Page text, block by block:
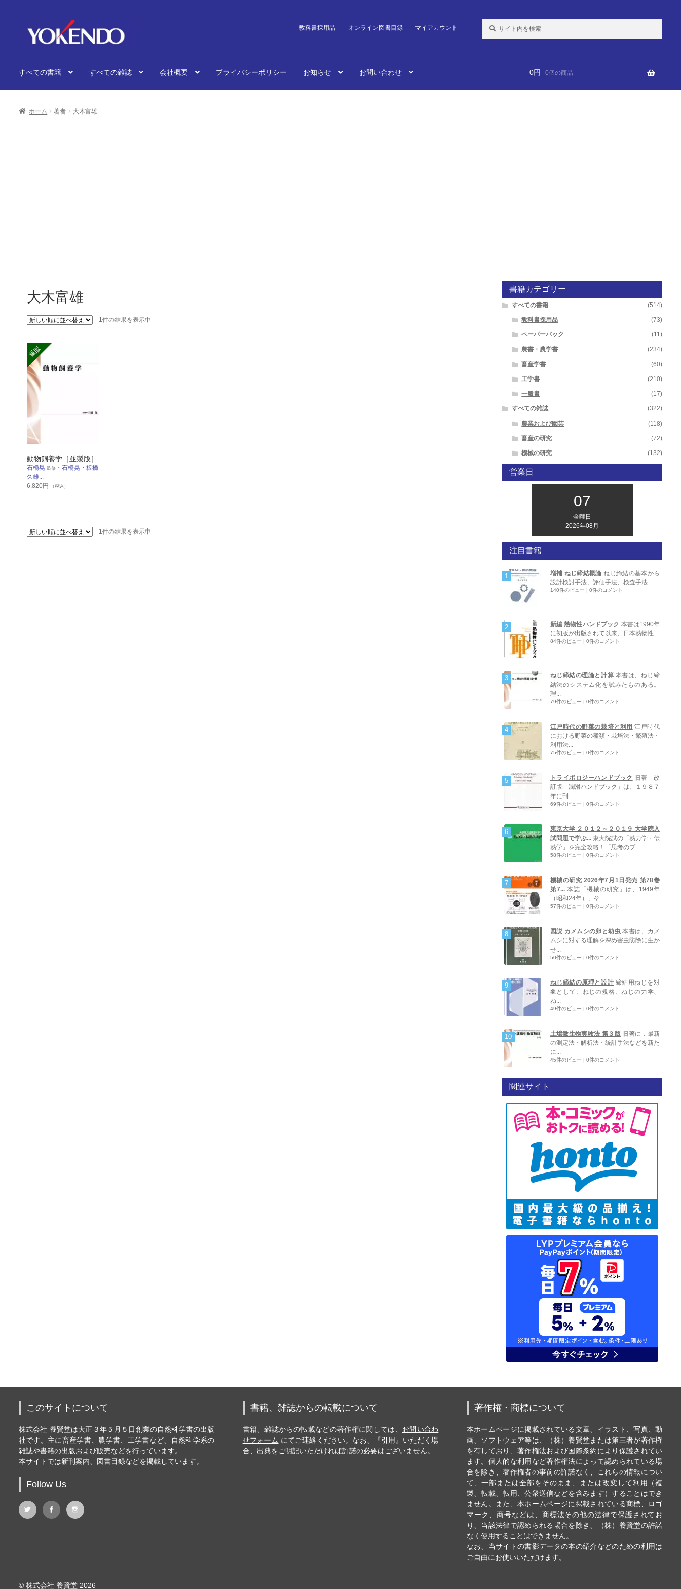
ョ
ス
へ
ッ
教科書採用品 オンライン図書目録 マイアカウント
すべての書籍 すべての雑誌 会社概要 プライバシーポリシー お知らせ お問い合わせ 0円 0個の商品
ホーム 著者 大木富雄
大木富雄
1件の結果を表示中
動物飼養学［並製版］
石橋晃 監修・ 石橋晃 ・ 板橋
久雄...
6,820円 （税込）
1件の結果を表示中
書籍カテゴリー
すべての書籍 (514)
教科書採用品 (73)
ペーパーバック (11)
農書・農学書 (234)
畜産学書 (60)
工学書 (210)
一般書 (17)
すべての雑誌 (322)
農業および園芸 (118)
畜産の研究 (72)
機械の研究 (132)
営業日
07
金曜日
2026年08月
注目書籍
増補 ねじ締結概論 ねじ締結の基本から
設計検討手法、評価手法、検査手法...
140件のビュー | 0件のコメント
新編 熱物性ハンドブック 本書は1990年
に初版が出版されて以来、日本熱物性...
84件のビュー | 0件のコメント
ねじ締結の理論と計算 本書は、ねじ締
結法のシステム化を試みたものある。
理...
79件のビュー | 0件のコメント
江戸時代の野菜の栽培と利用 江戸時代
における野菜の種類・栽培法・繁殖法・
利用法...
75件のビュー | 0件のコメント
トライボロジーハンドブック
旧著「改
訂版 潤滑ハンドブック」は、１９８７
年に刊...
69件のビュー | 0件のコメント
東京大学 ２０１２～２０１９ 大学院入
試問題で学ぶ... 東大院試の「熱力学・伝
熱学」を完全攻略！「思考のプ...
58件のビュー | 0件のコメント
機械の研究 2026年7月1日発売 第78巻
第7... 本誌「機械の研究」は、1949年
（昭和24年）、そ...
57件のビュー | 0件のコメント
図説 カメムシの卵と幼虫 本書は、カメ
ムシに対する理解を深め害虫防除に生か
せ...
50件のビュー | 0件のコメント
ねじ締結の原理と設計 締結用ねじを対
象として、ねじの規格、ねじの力学、
ね...
49件のビュー | 0件のコメント
土壌微生物実験法 第３版
旧著に，最新
の測定法・解析法・統計手法などを新た
に...
45件のビュー | 0件のコメント
関連サイト
このサイトについて
株式会社 養賢堂は大正３年５月５日創業の自然科学書の出版
社です。主に畜産学書、農学書、工学書など、自然科学系の
雑誌や書籍の出版および販売などを行っています。
本サイトでは新刊案内、図書目録などを掲載しています。
Follow Us
書籍、雑誌からの転載について
書籍、雑誌からの転載などの著作権に関しては、 お問い合わ
せフォーム にてご連絡ください。なお、『引用』いただく場
合、出典をご明記いただければ許諾の必要はございません。
著作権・商標について
本ホームページに掲載されている文章、イラスト、写真、動
画、ソフトウェア等は、（株）養賢堂または第三者が著作権
を有しており、著作権法および国際条約により保護されてい
ます。個人的な利用など著作権法によって認められている場
合を除き、著作権者の事前の許諾なく、これらの情報につい
て、一部または全部をそのまま、または改変して利用（複
製、転載、転用、公衆送信などを含みます）することはでき
ません。また、本ホームページに掲載されている商標、ロゴ
マーク、商号などは、商標法その他の法律で保護されてお
り、当該法律で認められる場合を除き、（株）養賢堂の許諾
なく使用することはできません。
なお、当サイトの書影データの本の紹介などのための利用は
ご自由にお使いいただけます。
© 株式会社 養賢堂 2026